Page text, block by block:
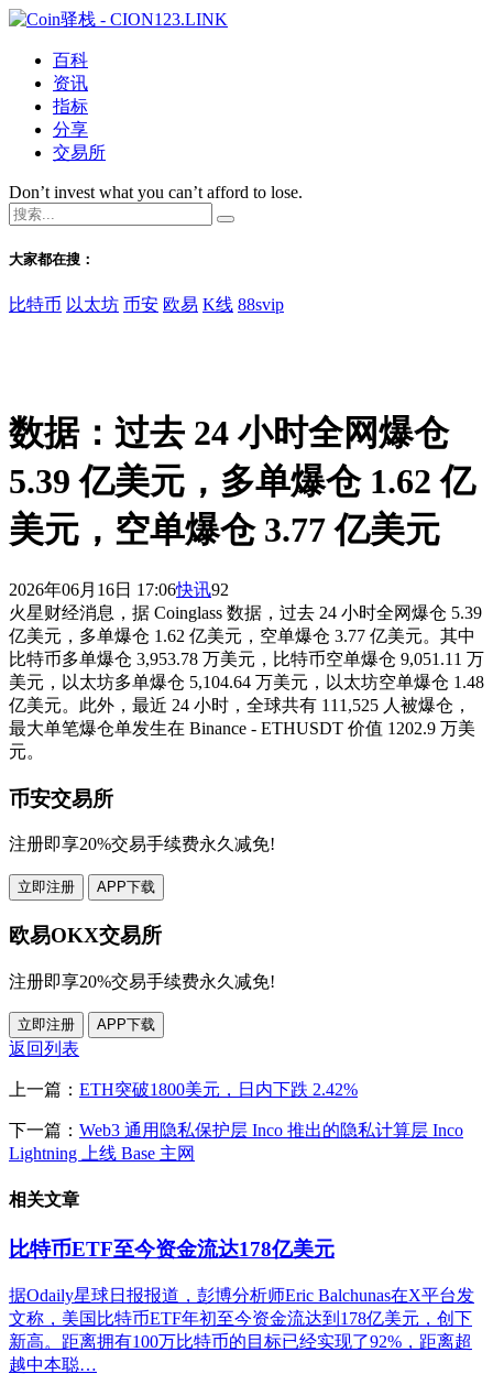
百科
资讯
指标
分享
交易所
Don’t invest what you can’t afford to lose.
大家都在搜：
比特币 以太坊 币安 欧易 K线 88svip
数据：过去 24 小时全网爆仓
5.39 亿美元，多单爆仓 1.62 亿
美元，空单爆仓 3.77 亿美元
2026年06月16日 17:06快讯92
火星财经消息，据 Coinglass 数据，过去 24 小时全网爆仓 5.39
亿美元，多单爆仓 1.62 亿美元，空单爆仓 3.77 亿美元。其中
比特币多单爆仓 3,953.78 万美元，比特币空单爆仓 9,051.11 万
美元，以太坊多单爆仓 5,104.64 万美元，以太坊空单爆仓 1.48
亿美元。此外，最近 24 小时，全球共有 111,525 人被爆仓，
最大单笔爆仓单发生在 Binance - ETHUSDT 价值 1202.9 万美
元。
币安交易所
注册即享20%交易手续费永久减免!
立即注册 APP下载
欧易OKX交易所
注册即享20%交易手续费永久减免!
立即注册 APP下载
返回列表
上一篇： ETH突破1800美元，日内下跌 2.42%
下一篇： Web3 通用隐私保护层 Inco 推出的隐私计算层 Inco
Lightning 上线 Base 主网
相关文章
比特币ETF至今资金流达178亿美元
据Odaily星球日报报道，彭博分析师Eric Balchunas在X平台发
文称，美国比特币ETF年初至今资金流达到178亿美元，创下
新高。距离拥有100万比特币的目标已经实现了92%，距离超
越中本聪…